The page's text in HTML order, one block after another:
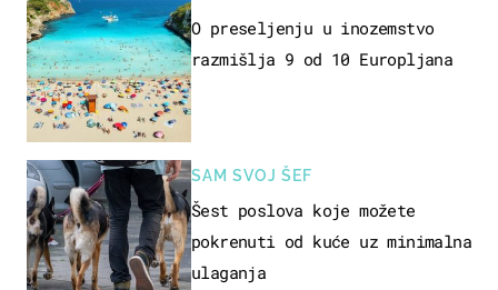
O preseljenju u inozemstvo
razmišlja 9 od 10 Europljana
SAM SVOJ ŠEF
Šest poslova koje možete
pokrenuti od kuće uz minimalna
ulaganja